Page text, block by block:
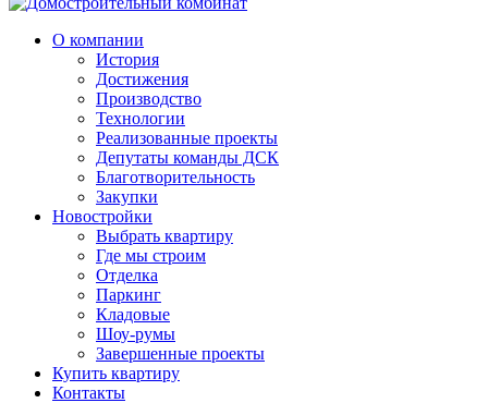
О компании
История
Достижения
Производство
Технологии
Реализованные проекты
Депутаты команды ДСК
Благотворительность
Закупки
Новостройки
Выбрать квартиру
Где мы строим
Отделка
Паркинг
Кладовые
Шоу-румы
Завершенные проекты
Купить квартиру
Контакты